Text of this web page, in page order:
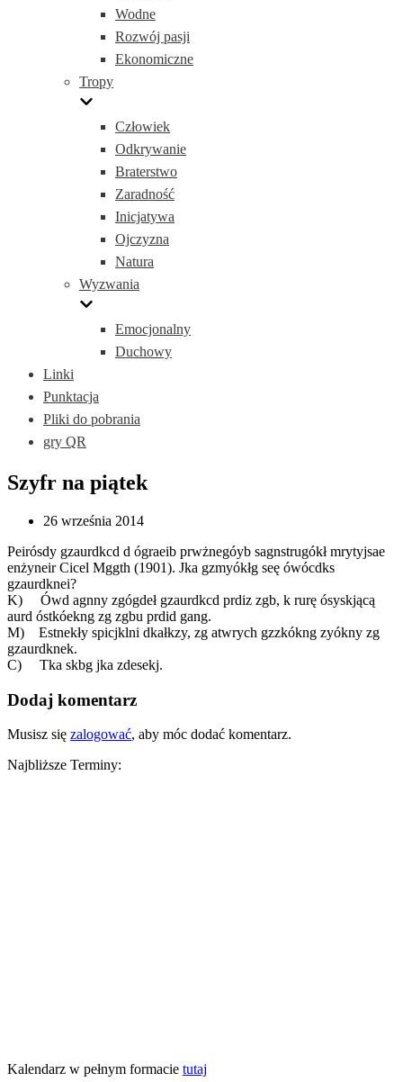
Wodne
Rozwój pasji
Ekonomiczne
Tropy
Człowiek
Odkrywanie
Braterstwo
Zaradność
Inicjatywa
Ojczyzna
Natura
Wyzwania
Emocjonalny
Duchowy
Linki
Punktacja
Pliki do pobrania
gry QR
Szyfr na piątek
26 września 2014
Peirósdy gzaurdkcd d ógraeib prwżnegóyb sagnstrugókł mrytyjsae
enżyneir Cicel Mggth (1901). Jka gzmyókłg seę ówócdks
gzaurdknei?
K) Ówd agnny zgógdeł gzaurdkcd prdiz zgb, k rurę ósyskjącą
aurd óstkóekng zg zgbu prdid gang.
M) Estnekły spicjklni dkałkzy, zg atwrych gzzkókng zyókny zg
gzaurdknek.
C) Tka skbg jka zdesekj.
Dodaj komentarz
Musisz się zalogować, aby móc dodać komentarz.
Najbliższe Terminy:
Kalendarz w pełnym formacie tutaj